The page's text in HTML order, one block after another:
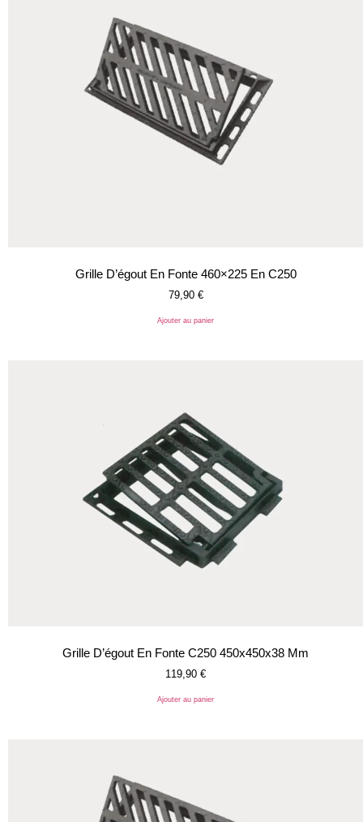
Grille D’égout En Fonte 460×225 En C250
79,90 €
Ajouter au panier
Grille D’égout En Fonte C250 450x450x38 Mm
119,90 €
Ajouter au panier